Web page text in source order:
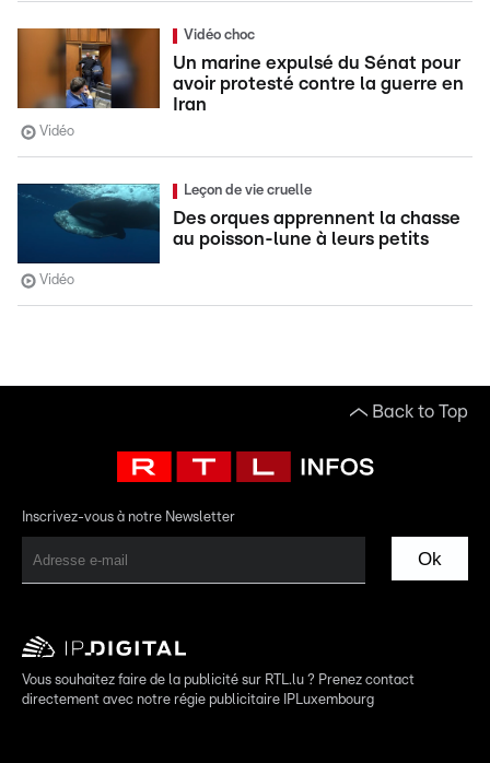
Vidéo choc
Un marine expulsé du Sénat pour
avoir protesté contre la guerre en
Iran
Vidéo
Leçon de vie cruelle
Des orques apprennent la chasse
au poisson-lune à leurs petits
Vidéo
Back to Top
Inscrivez-vous à notre Newsletter
Ok
Vous souhaitez faire de la publicité sur RTL.lu ? Prenez contact
directement avec notre régie publicitaire IPLuxembourg